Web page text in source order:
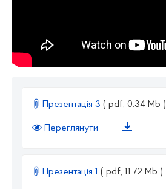
Презентація 3 ( pdf, 0.34 Mb )
Переглянути
Презентація 1 ( pdf, 11.72 Mb )